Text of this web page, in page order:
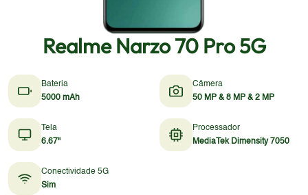
Realme Narzo 70 Pro 5G
Bateria
5000 mAh
Câmera
50 MP & 8 MP & 2 MP
Tela
6.67"
Processador
MediaTek Dimensity 7050
Conectividade 5G
Sim